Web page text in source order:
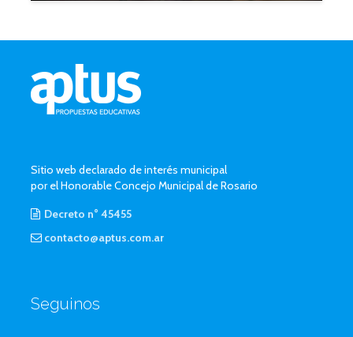
Sitio web declarado de interés municipal
por el Honorable Concejo Municipal de Rosario
Decreto n° 45455
contacto@aptus.com.ar
Seguinos